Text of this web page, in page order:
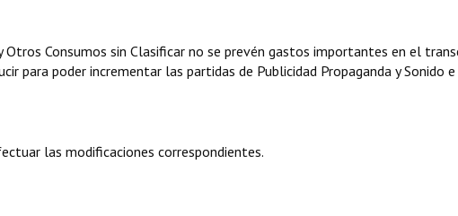
Otros Consumos sin Clasificar no se prevén gastos importantes en el
para poder incrementar las partidas de Publicidad Propaganda y Sonido e
las modificaciones correspondientes.